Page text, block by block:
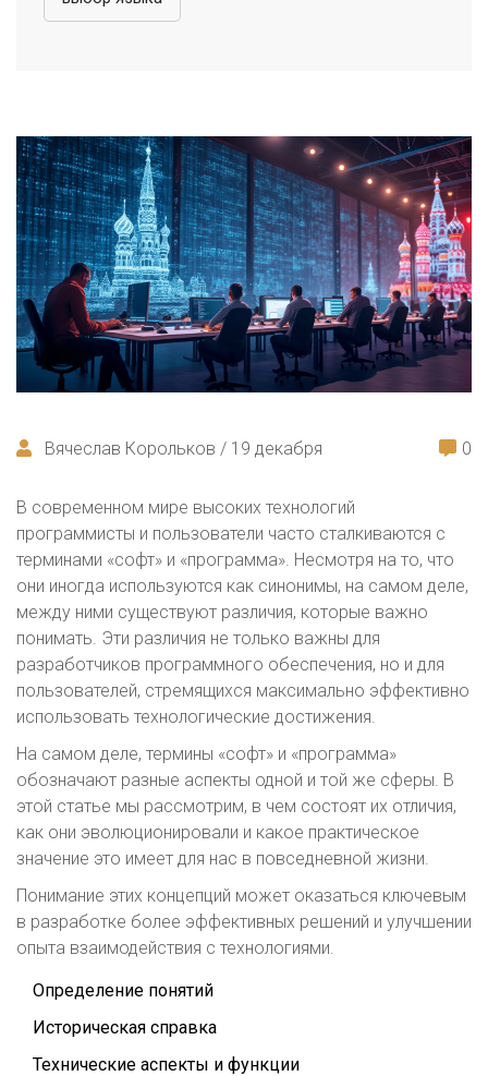
Вячеслав Корольков / 19 декабря 0
В современном мире высоких технологий
программисты и пользователи часто сталкиваются с
терминами «софт» и «программа». Несмотря на то, что
они иногда используются как синонимы, на самом деле,
между ними существуют различия, которые важно
понимать. Эти различия не только важны для
разработчиков программного обеспечения, но и для
пользователей, стремящихся максимально эффективно
использовать технологические достижения.
На самом деле, термины «софт» и «программа»
обозначают разные аспекты одной и той же сферы. В
этой статье мы рассмотрим, в чем состоят их отличия,
как они эволюционировали и какое практическое
значение это имеет для нас в повседневной жизни.
Понимание этих концепций может оказаться ключевым
в разработке более эффективных решений и улучшении
опыта взаимодействия с технологиями.
Определение понятий
Историческая справка
Технические аспекты и функции